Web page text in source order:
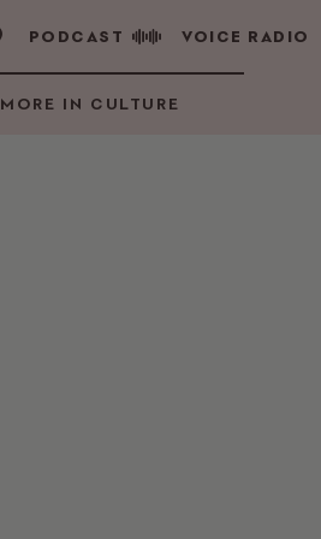
PODCAST VOICE RADIO
MORE IN CULTURE